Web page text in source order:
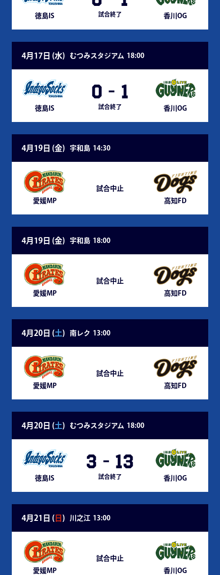
徳島IS 試合終了 香川OG
4月17日 (水) むつみスタジアム 18:00
徳島IS
0 - 1
試合終了 香川OG
4月19日 (金) 宇和島 14:30
愛媛MP
試合中止
高知FD
4月19日 (金) 宇和島 18:00
愛媛MP
試合中止
高知FD
4月20日 (土) 南レク 13:00
愛媛MP
試合中止
高知FD
4月20日 (土) むつみスタジアム 18:00
徳島IS
3 - 13
試合終了 香川OG
4月21日 ( 日 ) 川之江 13:00
愛媛MP
試合中止
香川OG